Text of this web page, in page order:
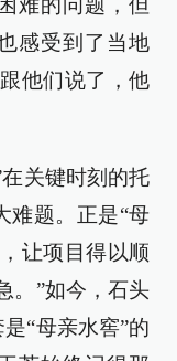
难的问题，但
感受到了当地
他们说了，他
关键时刻的托
难题。正是“母
让项目得以顺
。”如今，石头
“母亲水窖”的